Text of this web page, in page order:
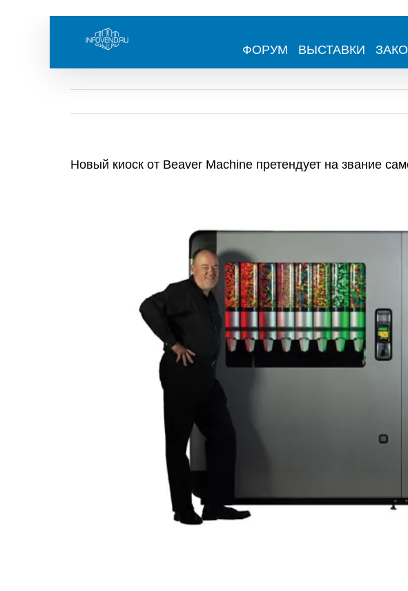
content
ФОРУМ ВЫСТАВКИ
Новый киоск от Beaver Machine претендует на звание